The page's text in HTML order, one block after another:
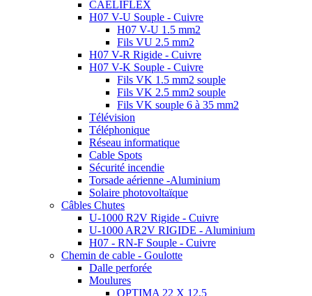
CAELIFLEX
H07 V-U Souple - Cuivre
H07 V-U 1.5 mm2
Fils VU 2.5 mm2
H07 V-R Rigide - Cuivre
H07 V-K Souple - Cuivre
Fils VK 1.5 mm2 souple
Fils VK 2.5 mm2 souple
Fils VK souple 6 à 35 mm2
Télévision
Téléphonique
Réseau informatique
Cable Spots
Sécurité incendie
Torsade aérienne -Aluminium
Solaire photovoltaïque
Câbles Chutes
U-1000 R2V Rigide - Cuivre
U-1000 AR2V RIGIDE - Aluminium
H07 - RN-F Souple - Cuivre
Chemin de cable - Goulotte
Dalle perforée
Moulures
OPTIMA 22 X 12.5